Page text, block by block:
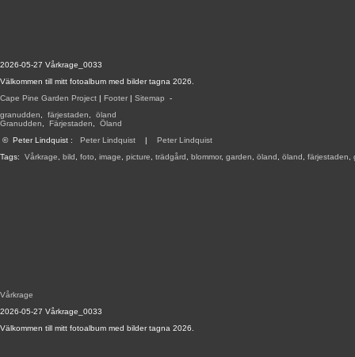
2026-05-27 Vårkrage_0033
Välkommen till mitt fotoalbum med bilder tagna 2026.
Cape Pine Garden Project | Footer | Sitemap -
granudden
färjestaden
öland
Granudden
Färjestaden
Öland
© Peter Lindquist : Peter Lindquist | Peter Lindquist
Tags: Vårkrage bild foto image picture trädgård blommor, garden öland öland färjestaden
Vårkrage
2026-05-27 Vårkrage_0033
Välkommen till mitt fotoalbum med bilder tagna 2026.